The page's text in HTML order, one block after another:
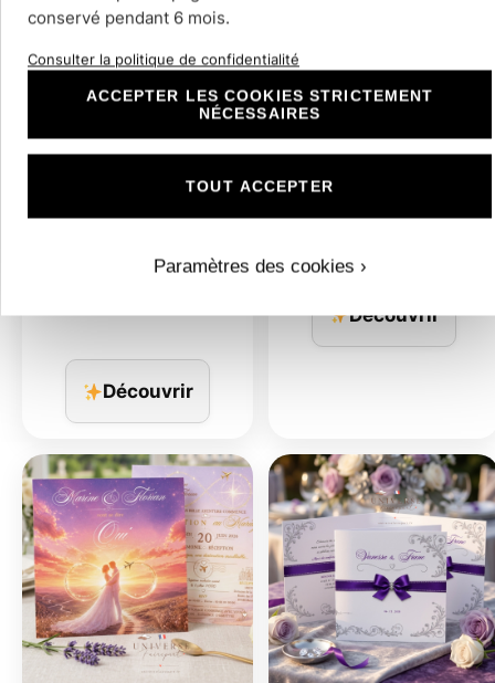
Découvrir
Découvrir
conservé pendant 6 mois.
Consulter la politique de confidentialité
ACCEPTER LES COOKIES STRICTEMENT
NÉCESSAIRES
Paramètres des cookies ›
TOUT ACCEPTER